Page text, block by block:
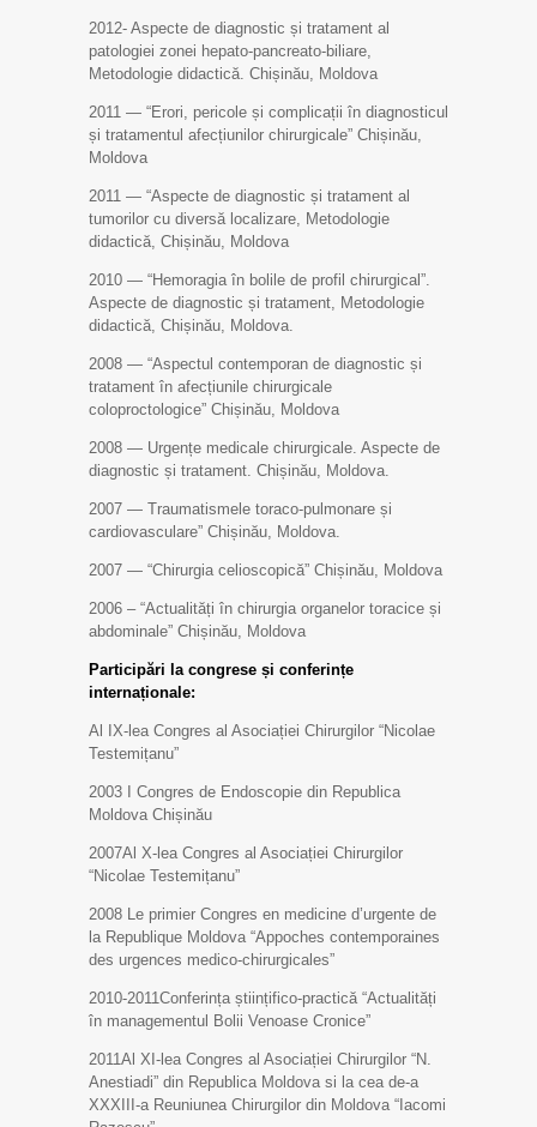
2012- Aspecte de diagnostic și tratament al
patologiei zonei hepato-pancreato-biliare,
Metodologie didactică. Chișinău, Moldova
2011 — “Erori, pericole și complicații în diagnosticul
și tratamentul afecțiunilor chirurgicale” Chișinău,
Moldova
2011 — “Aspecte de diagnostic și tratament al
tumorilor cu diversă localizare, Metodologie
didactică, Chișinău, Moldova
2010 — “Hemoragia în bolile de profil chirurgical”.
Aspecte de diagnostic și tratament, Metodologie
didactică, Chișinău, Moldova.
2008 — “Aspectul contemporan de diagnostic și
tratament în afecțiunile chirurgicale
coloproctologice” Chișinău, Moldova
2008 — Urgențe medicale chirurgicale. Aspecte de
diagnostic și tratament. Chișinău, Moldova.
2007 — Traumatismele toraco-pulmonare și
cardiovasculare” Chișinău, Moldova.
2007 — “Chirurgia celioscopică” Chișinău, Moldova
2006 – “Actualități în chirurgia organelor toracice și
abdominale” Chișinău, Moldova
Participări la congrese și conferințe
internaționale:
Al IX-lea Congres al Asociației Chirurgilor “Nicolae
Testemițanu”
2003 I Congres de Endoscopie din Republica
Moldova Chișinău
2007Al X-lea Congres al Asociației Chirurgilor
“Nicolae Testemițanu”
2008 Le primier Congres en medicine d’urgente de
la Republique Moldova “Appoches contemporaines
des urgences medico-chirurgicales”
2010-2011Conferința științifico-practică “Actualități
în managementul Bolii Venoase Cronice”
2011Al XI-lea Congres al Asociației Chirurgilor “N.
Anestiadi” din Republica Moldova si la cea de-a
XXXIII-a Reuniunea Chirurgilor din Moldova “Iacomi